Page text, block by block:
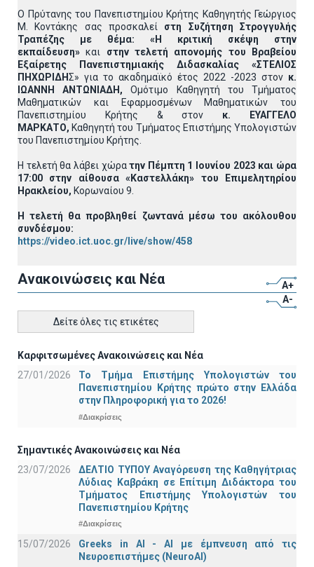
Ο Πρύτανης του Πανεπιστημίου Κρήτης Καθηγητής Γεώργιος
Μ. Κοντάκης σας προσκαλεί στη Συζήτηση Στρογγυλής
Τραπέζης με θέμα: «Η κριτική σκέψη στην
εκπαίδευση»και στην τελετή απονομής του Βραβείου
Εξαίρετης Πανεπιστημιακής Διδασκαλίας «ΣΤΕΛΙΟΣ
ΠΗΧΩΡΙΔΗΣ» για το ακαδημαϊκό έτος 2022 -2023 στον κ.
ΙΩΑΝΝΗ ΑΝΤΩΝΙΑΔΗ,Ομότιμο Καθηγητή του Τμήματος
Μαθηματικών και Εφαρμοσμένων Μαθηματικών του
Πανεπιστημίου Κρήτης & στον κ. ΕΥΑΓΓΕΛΟ
ΜΑΡΚΑΤΟ, Καθηγητή του Τμήματος Επιστήμης Υπολογιστών
του Πανεπιστημίου Κρήτης.
Η τελετή θα λάβει χώρατην Πέμπτη 1 Ιουνίου 2023 και ώρα
17:00 στην αίθουσα «Καστελλάκη» του Επιμελητηρίου
Ηρακλείου, Κορωναίου 9.
Η τελετή θα προβληθεί ζωντανά μέσω του ακόλουθου
συνδέσμου:
https://video.ict.uoc.gr/live/show/458
Ανακοινώσεις και Νέα
A+
A-
Δείτε όλες τις ετικέτες
Καρφιτσωμένες Ανακοινώσεις και Νέα
27/01/2026
Το Τμήμα Επιστήμης Υπολογιστών του
Πανεπιστημίου Κρήτης πρώτο στην Ελλάδα
στην Πληροφορική για το 2026!
#Διακρίσεις
Σημαντικές Ανακοινώσεις και Νέα
23/07/2026
ΔΕΛΤΙΟ ΤΥΠΟΥ Αναγόρευση της Καθηγήτριας
Λύδιας Καβράκη σε Επίτιμη Διδάκτορα του
Τμήματος Επιστήμης Υπολογιστών του
Πανεπιστημίου Κρήτης
#Διακρίσεις
15/07/2026
Greeks in AI - ΑΙ με έμπνευση από τις
Νευροεπιστήμες (NeuroAI)